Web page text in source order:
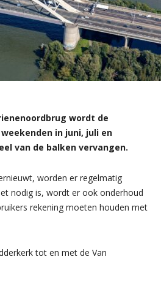
wordt de
in juni, juli en
van de balken vervangen.
worden er regelmatig
nodig is, wordt er ook onderhoud
rekening moeten houden met
tot en met de Van